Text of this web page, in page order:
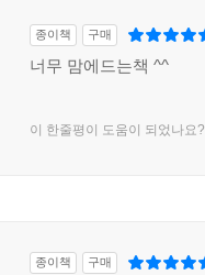
종이책 구매
너무 맘에드는책 ^^
이 한줄평이 도움이 되었나요?
종이책 구매